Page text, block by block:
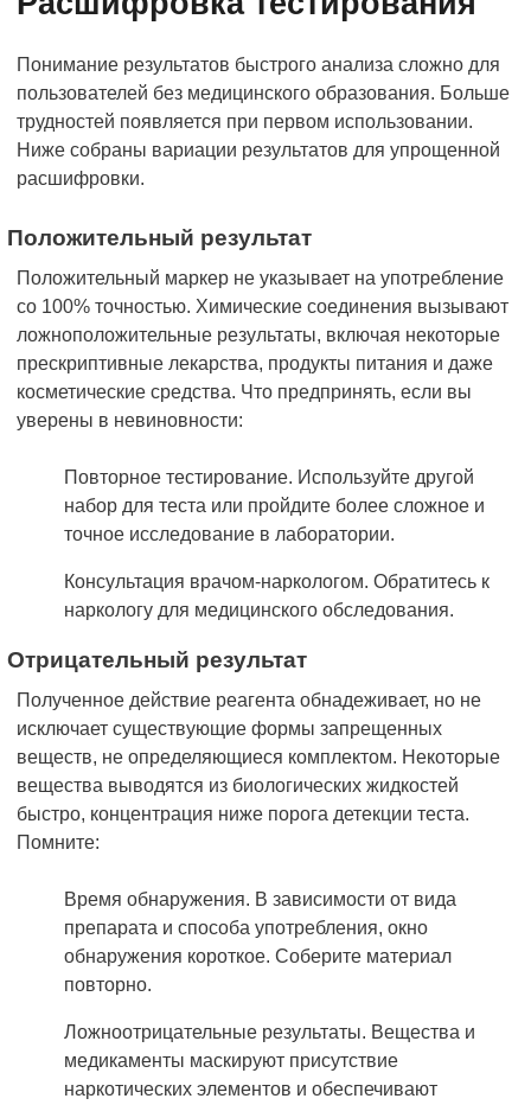
Понимание результатов быстрого анализа сложно для
пользователей без медицинского образования. Больше
трудностей появляется при первом использовании.
Ниже собраны вариации результатов для упрощенной
расшифровки.
Положительный результат
Положительный маркер не указывает на употребление
со 100% точностью. Химические соединения вызывают
ложноположительные результаты, включая некоторые
прескриптивные лекарства, продукты питания и даже
косметические средства. Что предпринять, если вы
уверены в невиновности:
Повторное тестирование. Используйте другой
набор для теста или пройдите более сложное и
точное исследование в лаборатории.
Консультация врачом-наркологом. Обратитесь к
наркологу для медицинского обследования.
Отрицательный результат
Полученное действие реагента обнадеживает, но не
исключает существующие формы запрещенных
веществ, не определяющиеся комплектом. Некоторые
вещества выводятся из биологических жидкостей
быстро, концентрация ниже порога детекции теста.
Помните:
Время обнаружения. В зависимости от вида
препарата и способа употребления, окно
обнаружения короткое. Соберите материал
повторно.
Ложноотрицательные результаты. Вещества и
медикаменты маскируют присутствие
наркотических элементов и обеспечивают